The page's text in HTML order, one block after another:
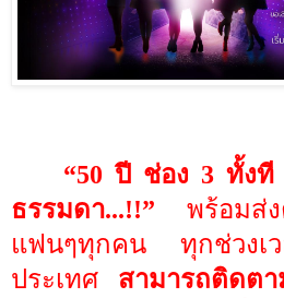
“50 ปี ช่อง 3 ทั้งที
ธรรมดา...!!” พร้อมส่
แฟนๆทุกคน ทุกช่วงเ
ประเทศ สามารถติดตา